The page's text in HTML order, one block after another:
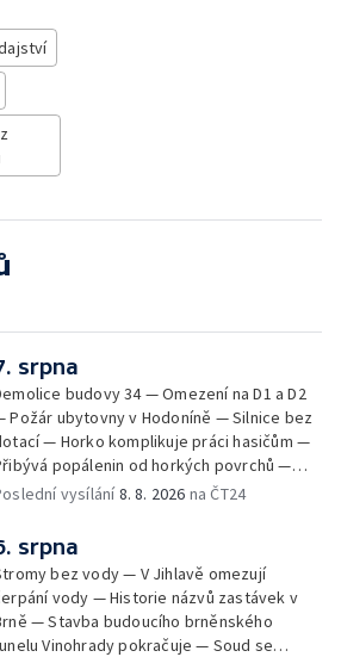
srpna
budovy 34 — Omezení na D1 a D2
Požár ubytovny v Hodoníně — Silnice bez
— Horko komplikuje práci hasičům —
popálenin od horkých povrchů —
prodej burčáku — Vedra komplikují
vysílání8. 8. 2026 na ČT24
srpna
bez vody — V Jihlavě omezují
vody — Historie názvů zastávek v
— Stavba budoucího brněnského
Vinohrady pokračuje — Soud se